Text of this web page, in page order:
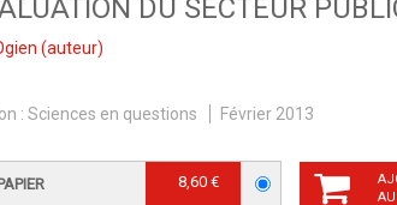
DU SECTEUR
(auteur)
: Sciences en questions Février 2013
8,60 €